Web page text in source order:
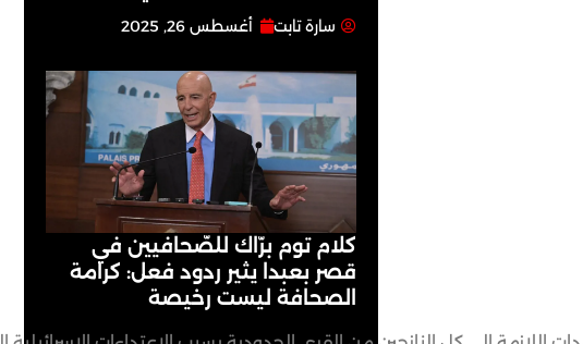
سارة تابت أغسطس 26, 2025
كلام توم برّاك للصّحافيين في
قصر بعبدا يثير ردود فعل: كرامة
الصحافة ليست رخيصة